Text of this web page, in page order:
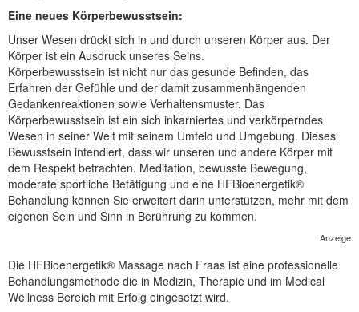
Eine neues Körperbewusstsein:
Unser Wesen drückt sich in und durch unseren Körper aus. Der
Körper ist ein Ausdruck unseres Seins.
Körperbewusstsein ist nicht nur das gesunde Befinden, das
Erfahren der Gefühle und der damit zusammenhängenden
Gedankenreaktionen sowie Verhaltensmuster. Das
Körperbewusstsein ist ein sich inkarniertes und verkörperndes
Wesen in seiner Welt mit seinem Umfeld und Umgebung. Dieses
Bewusstsein intendiert, dass wir unseren und andere Körper mit
dem Respekt betrachten. Meditation, bewusste Bewegung,
moderate sportliche Betätigung und eine HFBioenergetik®
Behandlung können Sie erweitert darin unterstützen, mehr mit dem
eigenen Sein und Sinn in Berührung zu kommen.
Anzeige
Die HFBioenergetik® Massage nach Fraas ist eine professionelle
Behandlungsmethode die in Medizin, Therapie und im Medical
Wellness Bereich mit Erfolg eingesetzt wird.